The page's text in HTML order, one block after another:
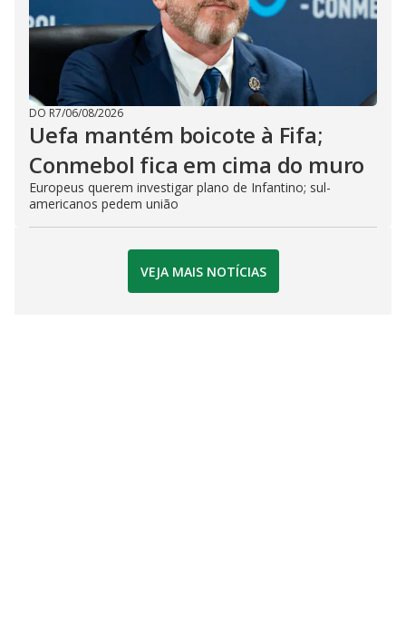
DO R7/06/08/2026
Uefa mantém boicote à Fifa;
Conmebol fica em cima do muro
Europeus querem investigar plano de Infantino; sul-
americanos pedem união
VEJA MAIS NOTÍCIAS